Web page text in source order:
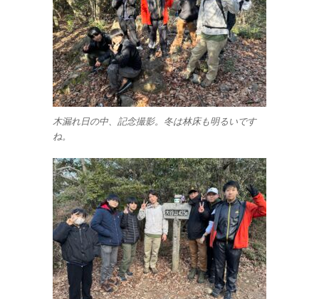
木漏れ日の中、記念撮影。冬は林床も明るいです
ね。